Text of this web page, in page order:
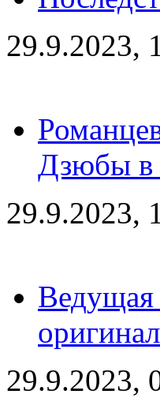
29.9.2023,
Дзюбы в
29.9.2023,
Ведущая
29.9.2023,